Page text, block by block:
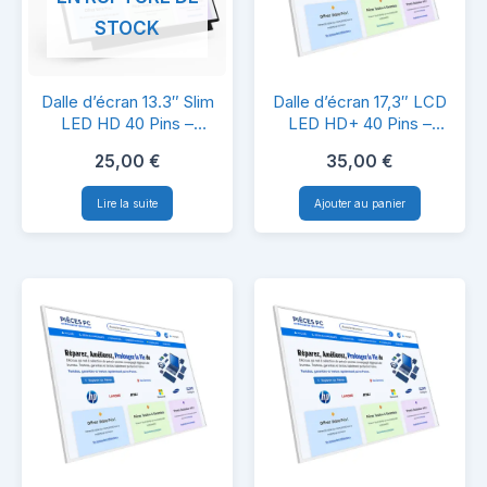
Dalle
d’écran
13.3″
Slim
LED
–
B133XTN01.5
–
Compatible
STOCK
Dalle d’écran 13.3″ Slim
LED HD 40 Pins –
Compatible PC Portable
25,00 €
Lire la suite
Dalle
d’écran
17,3″
LCD
LED
–
LP173WD1
(TL)
(A3)
Dalle d’écran 17,3″ LCD
LED HD+ 40 Pins –
Compatible PC Portable
35,00 €
Ajouter au panier